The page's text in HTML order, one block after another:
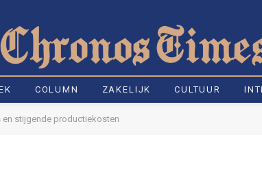
COLUMN ZAKELIJK CULTUUR
stijgende productiekosten